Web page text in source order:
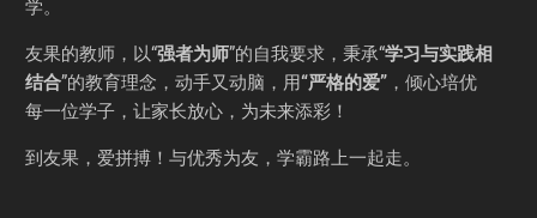
学。
友果的教师，以“强者为师”的自我要求，秉承“学习与实践相
结合”的教育理念，动手又动脑，用“严格的爱” ，倾心培优
每一位学子，让家长放心，为未来添彩！
到友果，爱拼搏！与优秀为友，学霸路上一起走。